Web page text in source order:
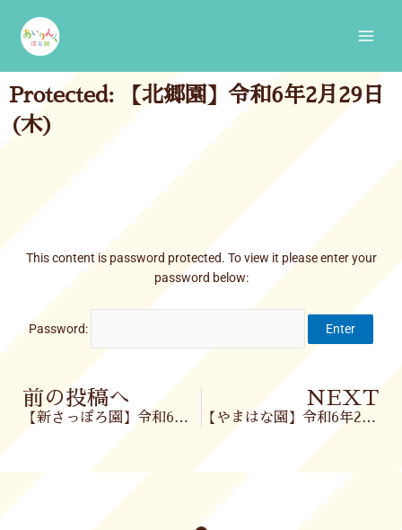
content
Protected: 【北郷園】令和6年2月29日
(木)
This content is password protected. To view it please enter your
password below:
Password:
Prev
前の投稿へ
【新さっぽろ園】令和6年2月29日(木)
NEXT
【やまはな園】令和6年2月29日(木)